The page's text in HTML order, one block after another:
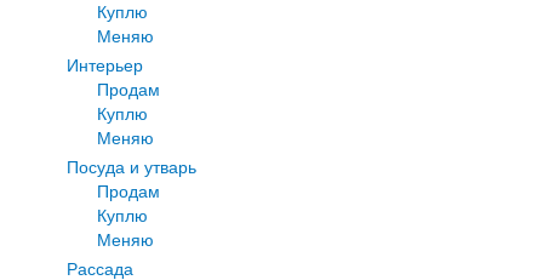
Куплю
Меняю
Интерьер
Продам
Куплю
Меняю
Посуда и утварь
Продам
Куплю
Меняю
Рассада